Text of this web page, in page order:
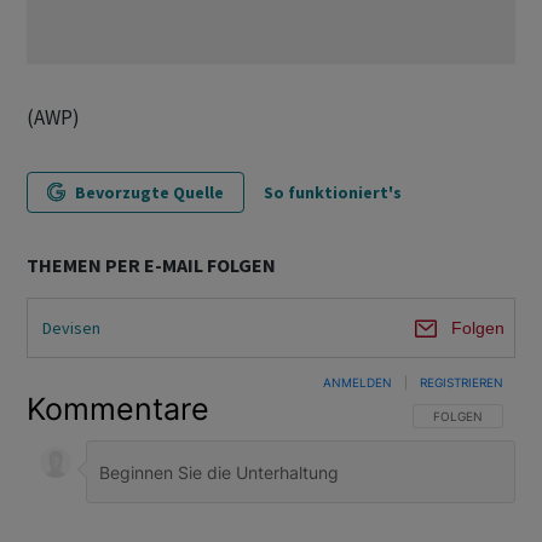
(AWP)
Bevorzugte Quelle So funktioniert's
THEMEN PER E-MAIL FOLGEN
Devisen Folgen
Kommentare FOLGE DIESER
FOLGEN
ANMELDEN REGISTRIEREN